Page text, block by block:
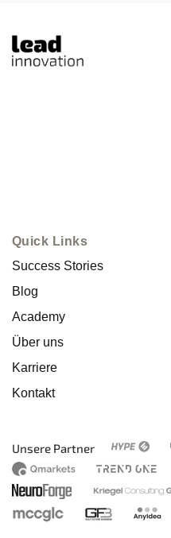
Quick Links
Success Stories
Blog
Academy
Über uns
Karriere
Kontakt
Unsere Partner